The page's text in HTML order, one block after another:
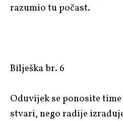
razumio tu počast.
Bilješka br. 6
Oduvijek se ponosite
stvari, nego radije